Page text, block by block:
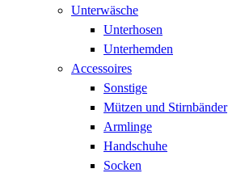
Unterwäsche
Unterhosen
Unterhemden
Accessoires
Sonstige
Mützen und Stirnbänder
Armlinge
Handschuhe
Socken